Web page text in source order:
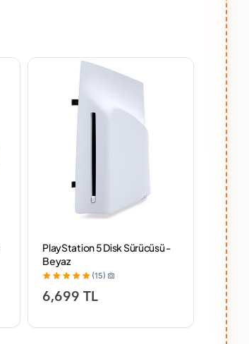
PlayStation 5 Disk Sürücüsü -
Beyaz
(15)
6,699 TL
Sony
Light
PS5